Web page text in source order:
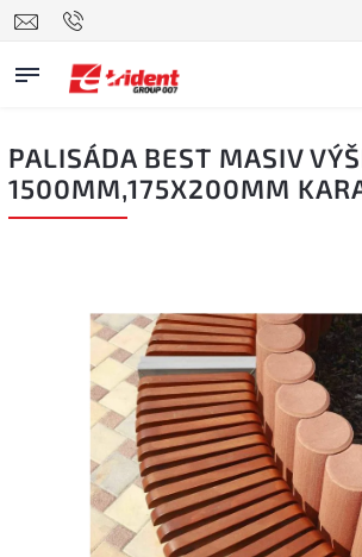
PALISÁDA BEST MASIV
1500MM,175X200MM